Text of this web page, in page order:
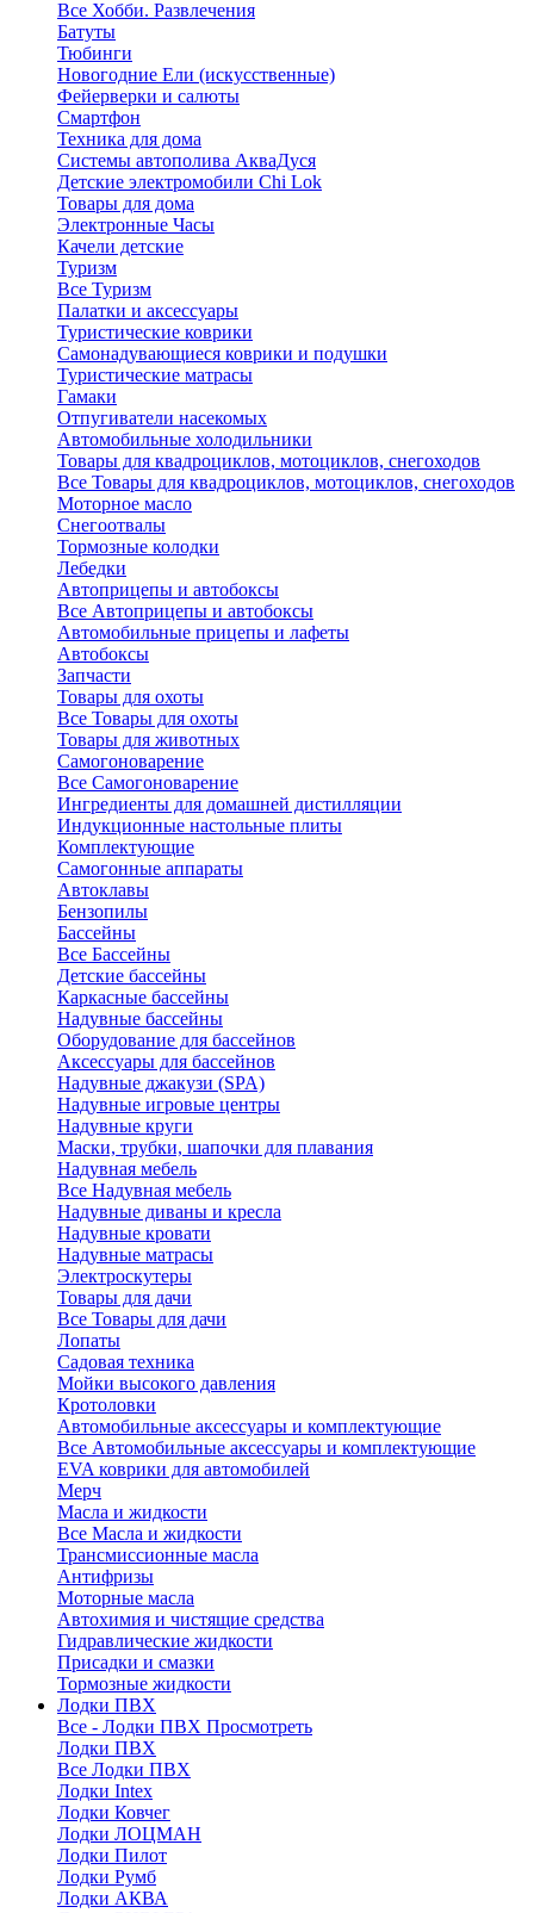
Все Хобби. Развлечения
Батуты
Тюбинги
Новогодние Ели (искусственные)
Фейерверки и салюты
Смартфон
Техника для дома
Системы автополива АкваДуся
Детские электромобили Chi Lok
Товары для дома
Электронные Часы
Качели детские
Туризм
Все Туризм
Палатки и аксессуары
Туристические коврики
Самонадувающиеся коврики и подушки
Туристические матрасы
Гамаки
Отпугиватели насекомых
Автомобильные холодильники
Товары для квадроциклов, мотоциклов, снегоходов
Все Товары для квадроциклов, мотоциклов, снегоходов
Моторное масло
Снегоотвалы
Тормозные колодки
Лебедки
Автоприцепы и автобоксы
Все Автоприцепы и автобоксы
Автомобильные прицепы и лафеты
Автобоксы
Запчасти
Товары для охоты
Все Товары для охоты
Товары для животных
Самогоноварение
Все Самогоноварение
Ингредиенты для домашней дистилляции
Индукционные настольные плиты
Комплектующие
Самогонные аппараты
Автоклавы
Бензопилы
Бассейны
Все Бассейны
Детские бассейны
Каркасные бассейны
Надувные бассейны
Оборудование для бассейнов
Аксессуары для бассейнов
Надувные джакузи (SPA)
Надувные игровые центры
Надувные круги
Маски, трубки, шапочки для плавания
Надувная мебель
Все Надувная мебель
Надувные диваны и кресла
Надувные кровати
Надувные матрасы
Электроскутеры
Товары для дачи
Все Товары для дачи
Лопаты
Садовая техника
Мойки высокого давления
Кротоловки
Автомобильные аксессуары и комплектующие
Все Автомобильные аксессуары и комплектующие
EVA коврики для автомобилей
Мерч
Масла и жидкости
Все Масла и жидкости
Трансмиссионные масла
Антифризы
Моторные масла
Автохимия и чистящие средства
Гидравлические жидкости
Присадки и смазки
Тормозные жидкости
Лодки ПВХ
Все - Лодки ПВХ Просмотреть
Лодки ПВХ
Все Лодки ПВХ
Лодки Intex
Лодки Ковчег
Лодки ЛОЦМАН
Лодки Пилот
Лодки Румб
Лодки АКВА